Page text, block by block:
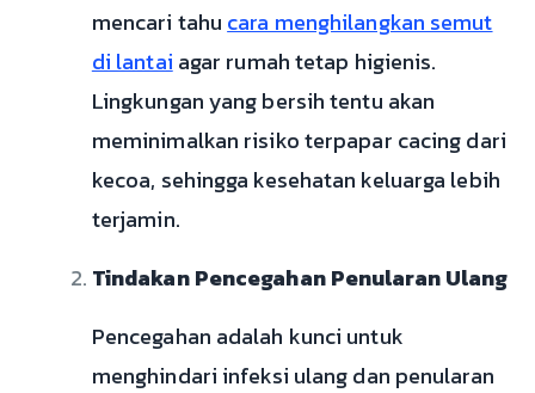
mencari tahu cara menghilangkan semut
di lantai agar rumah tetap higienis.
Lingkungan yang bersih tentu akan
meminimalkan risiko terpapar cacing dari
kecoa, sehingga kesehatan keluarga lebih
terjamin.
Tindakan Pencegahan Penularan Ulang
Pencegahan adalah kunci untuk
menghindari infeksi ulang dan penularan